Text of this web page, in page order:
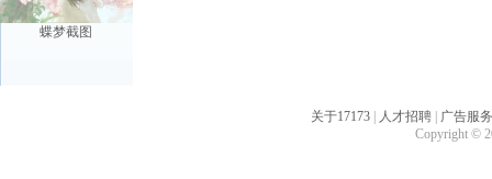
蝶梦截图
关于17173 人才招聘
广告服务
Copyright ©